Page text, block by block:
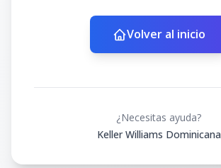
Volver al inicio
¿Necesitas ayuda?
Keller Williams Dominicana